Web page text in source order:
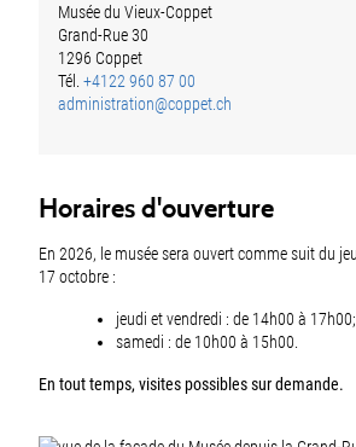
Musée du Vieux-Coppet
Grand-Rue 30
1296 Coppet
Tél. +4122 960 87 00
administration@coppet.ch
Horaires d'ouverture
En 2026, le musée sera ouvert comme suit du
17 octobre :
jeudi et vendredi : de 14h00 à 17h00;
samedi : de 10h00 à 15h00.
En tout temps, visites possibles sur demande.